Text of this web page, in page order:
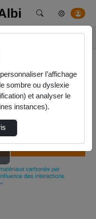
Rechercher un
des Rech…
l’affichage
sombre ou dyslexie
et analyser le
instances).